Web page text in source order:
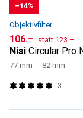
−14%
Objektivfilter
CHF
106.– statt CHF
123.–
Nisi Circular Pro
77 mm 82 mm
3